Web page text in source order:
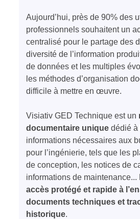
Aujourd’hui, près de 90% des
professionnels souhaitent un
centralisé pour le partage des
diversité de l’information
de données et les multiples
les méthodes d’organisation
difficile à mettre en œuvre.
Visiativ GED Technique est un
documentaire unique dédié à
informations nécessaires aux
pour l’ingénierie, tels que les
de conception, les notices de
informations de maintenance...
accès protégé et rapide à
documents techniques et
historique.